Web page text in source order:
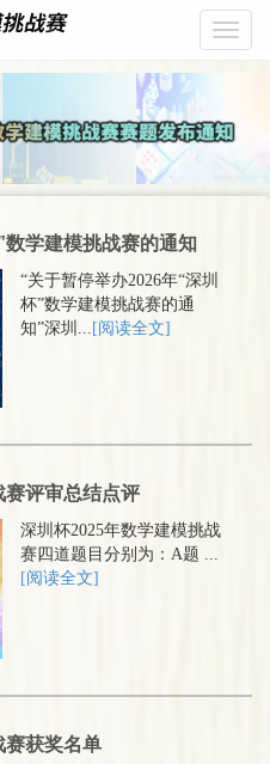
学建模挑战赛的通知
“关于暂停举办2026年“深圳
杯”数学建模挑战赛的通
知”深圳... [阅读全文]
赛评审总结点评
深圳杯2025年数学建模挑战
赛四道题目分别为：A题 ...
[阅读全文]
赛获奖名单